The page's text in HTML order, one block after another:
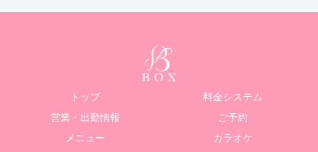
トップ
料金システム
営業・出勤情報
ご予約
メニュー
カラオケ